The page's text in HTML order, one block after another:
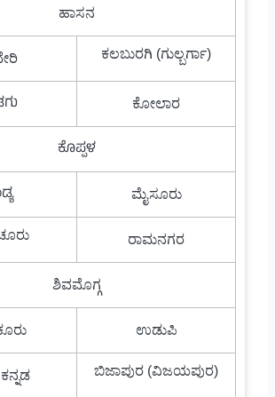
ಹಾಸನ
ಕಲಬುರಗಿ (ಗುಲ್ಬರ್ಗಾ)
ಕೋಲಾರ
ಕೊಪ್ಪಳ
ಮೈಸೂರು
ರಾಮನಗರ
ಶಿವಮೊಗ್ಗ
ಉಡುಪಿ
ಬಿಜಾಪುರ (ವಿಜಯಪುರ)